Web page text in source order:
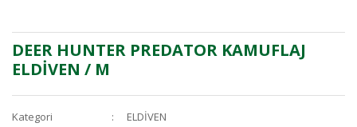
DEER HUNTER PREDATOR KAMUFLAJ
ELDİVEN / M
Kategori
ELDİVEN